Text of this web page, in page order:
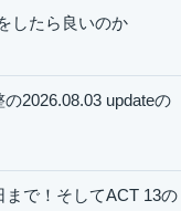
したら良いのか
2026.08.03 updateの
まで！そしてACT 13の